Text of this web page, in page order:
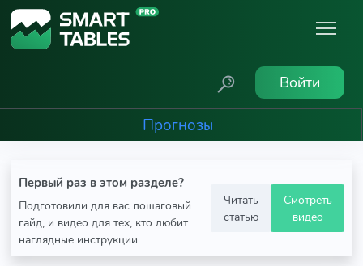
Войти
Прогнозы
Первый раз в этом разделе?
Подготовили для вас пошаговый
гайд, и видео для тех, кто любит
наглядные инструкции
Читать
статью
Смотреть
видео